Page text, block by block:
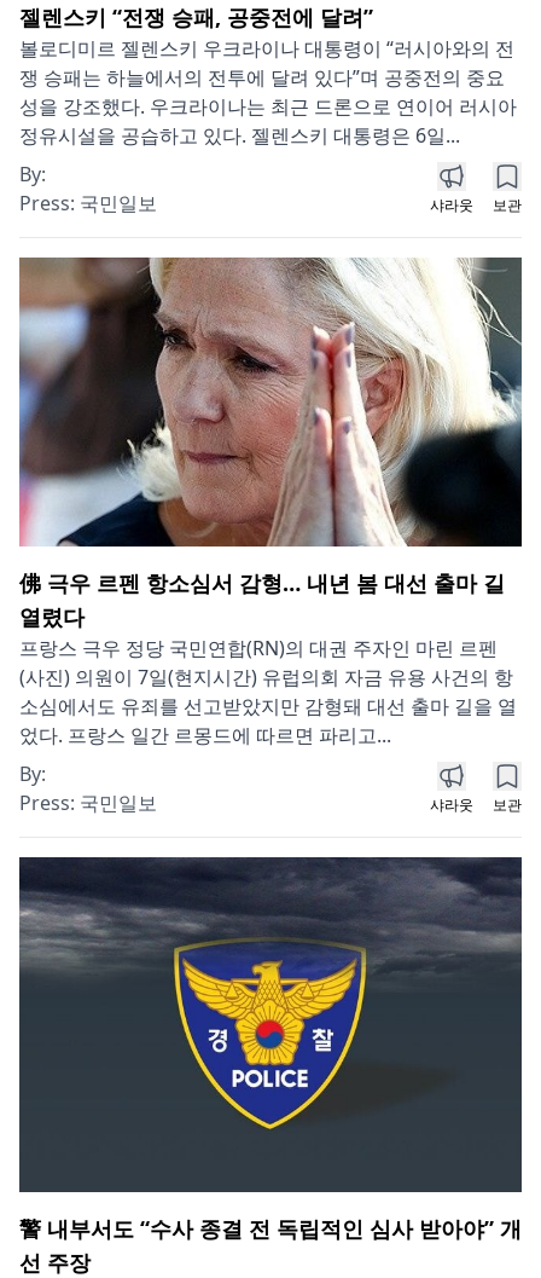
젤렌스키 “전쟁 승패, 공중전에 달려”
볼로디미르 젤렌스키 우크라이나 대통령이 “러시아와의 전
쟁 승패는 하늘에서의 전투에 달려 있다”며 공중전의 중요
성을 강조했다. 우크라이나는 최근 드론으로 연이어 러시아
정유시설을 공습하고 있다. 젤렌스키 대통령은 6일...
By:
Press: 국민일보 샤라웃 보관
佛 극우 르펜 항소심서 감형… 내년 봄 대선 출마 길
열렸다
프랑스 극우 정당 국민연합(RN)의 대권 주자인 마린 르펜
(사진) 의원이 7일(현지시간) 유럽의회 자금 유용 사건의 항
소심에서도 유죄를 선고받았지만 감형돼 대선 출마 길을 열
었다. 프랑스 일간 르몽드에 따르면 파리고...
By:
Press: 국민일보 샤라웃 보관
警 내부서도 “수사 종결 전 독립적인 심사 받아야” 개
선 주장